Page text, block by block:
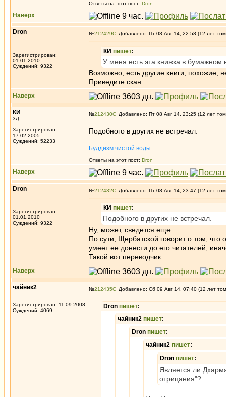
Ответы на этот пост: Dron
Наверх
Dron
Зарегистрирован:
01.01.2010
Суждений: 9322
№212429 Добавлено: Пт 08 Авг 14, 22:58 (12 лет
КИ пишет:
У меня есть эта книжка в бумажном
Возможно, есть другие книги, похожие,
Приведите скан.
Наверх
КИ
3Д
Зарегистрирован:
17.02.2005
Суждений: 52233
№212430 Добавлено: Пт 08 Авг 14, 23:25 (12 лет
Подобного в других не встречал.
Буддизм чистой воды
Ответы на этот пост: Dron
Наверх
Dron
Зарегистрирован:
01.01.2010
Суждений: 9322
№212432 Добавлено: Пт 08 Авг 14, 23:47 (12 лет
КИ пишет:
Подобного в других не встречал.
Ну, может, сведется еще.
По сути, Щербатской говорит о том,
умеет ее донести до его читателей,
Такой вот переводчик.
Наверх
чайник2
Зарегистрирован: 11.09.2008
Суждений: 4069
№212435 Добавлено: Сб 09 Авг 14, 07:40 (12 лет
Dron пишет:
чайник2 пишет:
Dron пишет:
чайник2 пишет:
Dron пишет:
Является ли
отрицания"?